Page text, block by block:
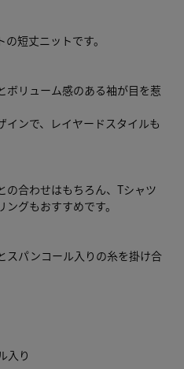
短丈ニットです。
ボリューム感のある袖が目を惹
インで、レイヤードスタイルも
の合わせはもちろん、Tシャツ
グもおすすめです。
スパンコール入りの糸を掛け合
入り